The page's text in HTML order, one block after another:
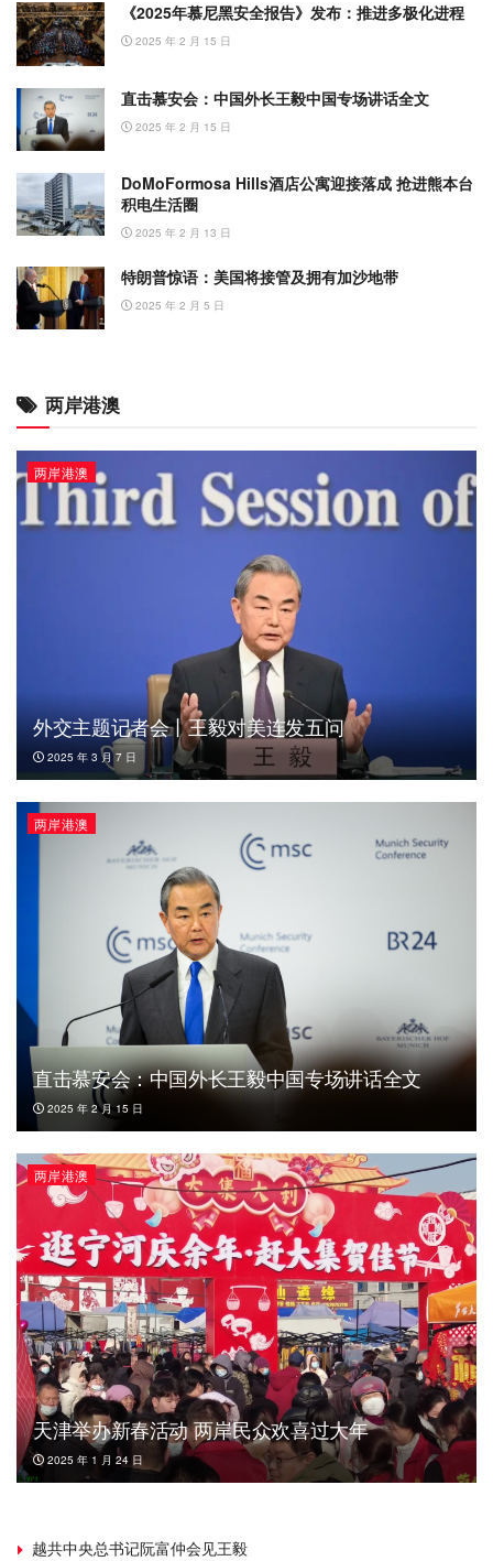
《2025年慕尼黑安全报告》发布：推进多极化进程
2025 年 2 月 15 日
直击慕安会：中国外长王毅中国专场讲话全文
2025 年 2 月 15 日
DoMoFormosa Hills酒店公寓迎接落成 抢进熊本台
积电生活圈
2025 年 2 月 13 日
特朗普惊语：美国将接管及拥有加沙地带
2025 年 2 月 5 日
两岸港澳
两岸港澳
外交主题记者会丨王毅对美连发五问
2025 年 3 月 7 日
两岸港澳
直击慕安会：中国外长王毅中国专场讲话全文
2025 年 2 月 15 日
两岸港澳
天津举办新春活动 两岸民众欢喜过大年
2025 年 1 月 24 日
越共中央总书记阮富仲会见王毅